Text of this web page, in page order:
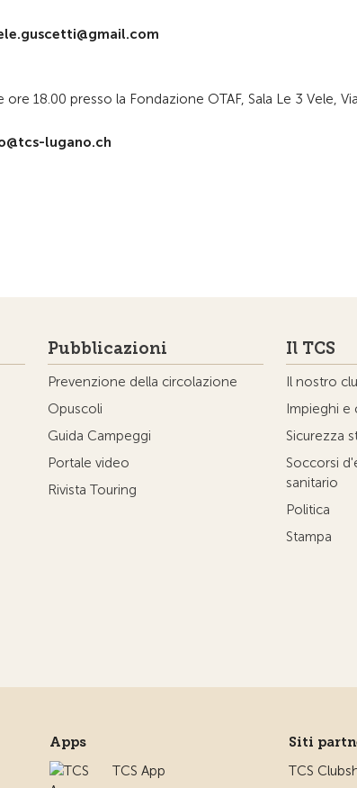
ore 18.00 presso la Fondazione OTAF, Sala Le 3 Vele,
lugano.ch
Pubblicazioni
Prevenzione della circolazione
Opuscoli
Guida Campeggi
Portale video
Rivista Touring
Il TCS
Il nostro
Impieghi e
Sicurezza
Soccorsi
sanitario
Politica
Stampa
Apps
TCS App
Siti
TCS